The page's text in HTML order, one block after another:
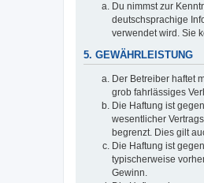
Du nimmst zur
deutschsprachige
verwendet wird. Sie
5. GEWÄHRLEISTUNG
Der Betreiber haftet
grob fahrlässiges
Die Haftung ist
wesentlicher
begrenzt. Dies gilt
Die Haftung ist
typischerweise
Gewinn.